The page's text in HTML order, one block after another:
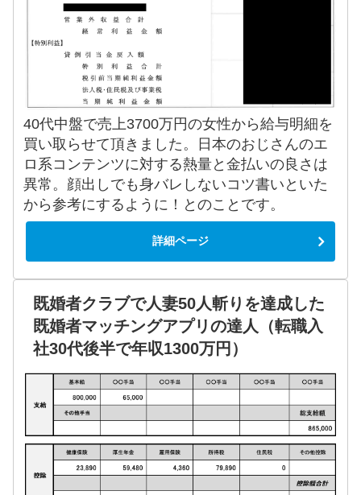
40代中盤で売上3700万円の女性から給与明細を
買い取らせて頂きました。日本のおじさんのエ
ロ系コンテンツに対する熱量と金払いの良さは
異常。顔出しでも身バレしないコツ書いといた
から参考にするように！とのことです。
詳細ページ
既婚者クラブで人妻50人斬りを達成した
既婚者マッチングアプリの達人（転職入
社30代後半で年収1300万円）